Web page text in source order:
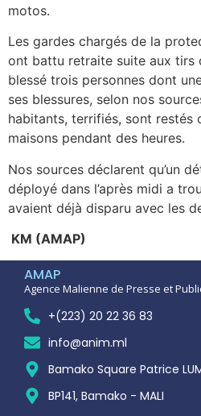
motos.
Les gardes chargés de la
ont battu retraite suite aux tirs
blessé trois personnes dont
ses blessures, selon nos
habitants, terrifiés, sont restés
maisons pendant des heures.
Nos sources déclarent qu’un
déployé dans l’après midi a
avaient déjà disparu avec les
KM (AMAP)
AMAP
Agence Malienne de Presse et
+(223) 20 22 36 83
info@anim.ml
Bamako Square Patrice
BP141, Bamako - MALI